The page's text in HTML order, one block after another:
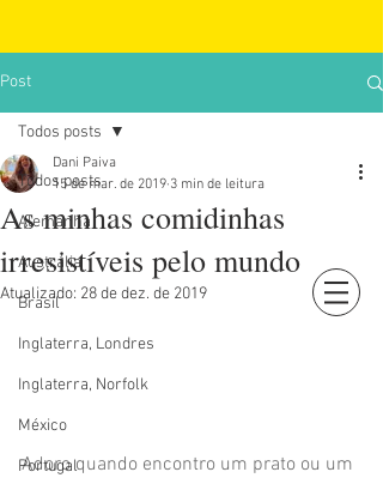
Post
Todos posts
Alemanha
Austrália
Brasil
Inglaterra, Londres
Inglaterra, Norfolk
México
Portugal
Todos posts
As minhas comidinhas
irresistíveis pelo mundo
Dani Paiva
15 de mar. de 2019 3 min de leitura
Atualizado: 28 de dez. de 2019
Adoro quando encontro um prato ou um